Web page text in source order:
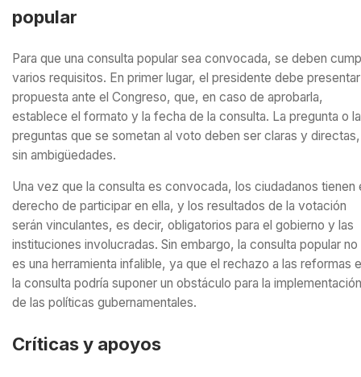
popular
Para que una consulta popular sea convocada, se deben
varios requisitos. En primer lugar, el presidente debe
propuesta ante el Congreso, que, en caso de aprobarla,
establece el formato y la fecha de la consulta. La pregunta o
preguntas que se sometan al voto deben ser claras y directas,
sin ambigüedades.
Una vez que la consulta es convocada, los ciudadanos tienen
derecho de participar en ella, y los resultados de la votación
serán vinculantes, es decir, obligatorios para el gobierno y las
instituciones involucradas. Sin embargo, la consulta popular no
es una herramienta infalible, ya que el rechazo a las reformas
la consulta podría suponer un obstáculo para la implementación
de las políticas gubernamentales.
Críticas y apoyos